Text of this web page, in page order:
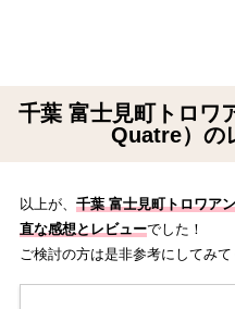
千葉 富士見町トロワ
Quatre）の
以上が、 千葉 富士見町トロワア
直な感想とレビューでした！
ご検討の方は是非参考にしてみ